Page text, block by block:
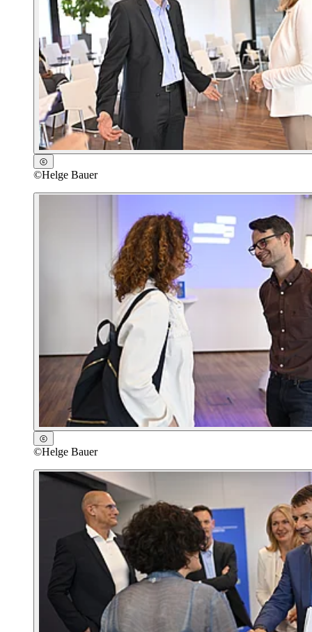
©Helge Bauer
©Helge Bauer